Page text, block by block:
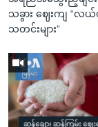
သခွား ဈေးကျ “လယ်
သတင်းများ”